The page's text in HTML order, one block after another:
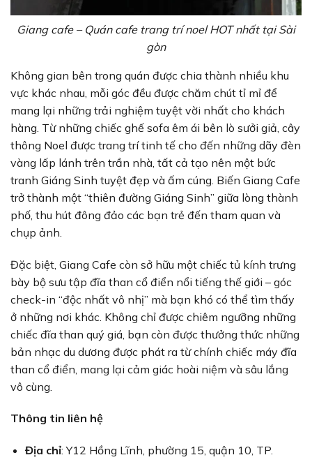
Giang cafe – Quán cafe trang trí noel HOT nhất tại Sài
gòn
Không gian bên trong quán được chia thành nhiều khu
vực khác nhau, mỗi góc đều được chăm chút tỉ mỉ để
mang lại những trải nghiệm tuyệt vời nhất cho khách
hàng. Từ những chiếc ghế sofa êm ái bên lò sưởi giả, cây
thông Noel được trang trí tinh tế cho đến những dãy đèn
vàng lấp lánh trên trần nhà, tất cả tạo nên một bức
tranh Giáng Sinh tuyệt đẹp và ấm cúng. Biến Giang Cafe
trở thành một “thiên đường Giáng Sinh” giữa lòng thành
phố, thu hút đông đảo các bạn trẻ đến tham quan và
chụp ảnh.
Đặc biệt, Giang Cafe còn sở hữu một chiếc tủ kính trưng
bày bộ sưu tập đĩa than cổ điển nổi tiếng thế giới – góc
check-in “độc nhất vô nhị” mà bạn khó có thể tìm thấy
ở những nơi khác. Không chỉ được chiêm ngưỡng những
chiếc đĩa than quý giá, bạn còn được thưởng thức những
bản nhạc du dương được phát ra từ chính chiếc máy đĩa
than cổ điển, mang lại cảm giác hoài niệm và sâu lắng
vô cùng.
Thông tin liên hệ
Địa chỉ: Y12 Hồng Lĩnh, phường 15, quận 10, TP.